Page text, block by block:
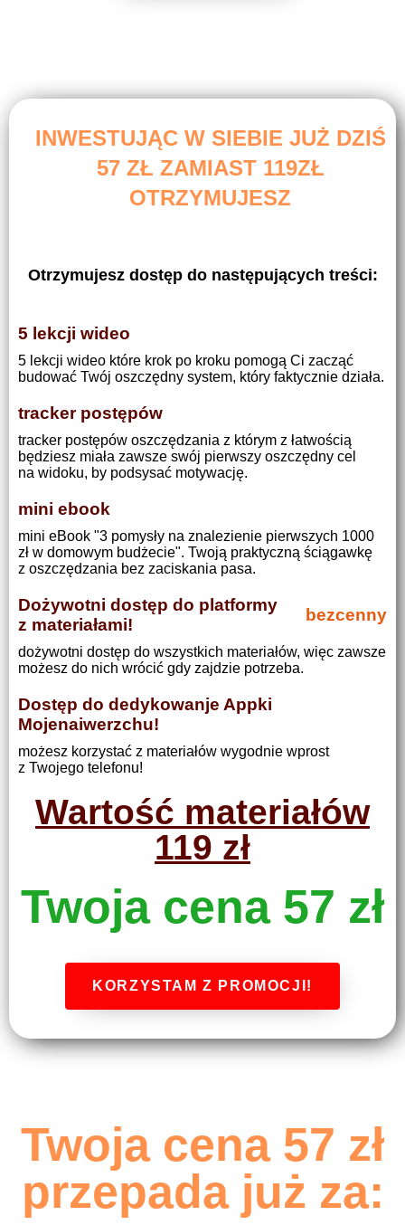
INWESTUJĄC W SIEBIE JUŻ DZIŚ
57 ZŁ ZAMIAST 119ZŁ
OTRZYMUJESZ
Otrzymujesz dostęp do następujących treści:
5 lekcji wideo
5 lekcji wideo które krok po kroku pomogą Ci zacząć
budować Twój oszczędny system, który faktycznie działa.
tracker postępów
tracker postępów oszczędzania z którym z łatwością
będziesz miała zawsze swój pierwszy oszczędny cel
na widoku, by podsysać motywację.
mini ebook
mini eBook "3 pomysły na znalezienie pierwszych 1000
zł w domowym budżecie". Twoją praktyczną ściągawkę
z oszczędzania bez zaciskania pasa.
Dożywotni dostęp do platformy
z materiałami!
bezcenny
dożywotni dostęp do wszystkich materiałów, więc zawsze
możesz do nich wrócić gdy zajdzie potrzeba.
Dostęp do dedykowanje Appki
Mojenaiwerzchu!
możesz korzystać z materiałów wygodnie wprost
z Twojego telefonu!
Wartość materiałów
119 zł
Twoja cena 57 zł
KORZYSTAM Z PROMOCJI!
Twoja cena 57 zł
przepada już za: